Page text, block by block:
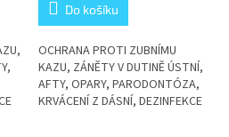
Do košíku
OCHRANA PROTI ZUBNÍMU
KAZU, ZÁNĚTY V DUTINĚ ÚSTNÍ,
AFTY, OPARY, PARODONTÓZA,
KRVÁCENÍ Z DÁSNÍ, DEZINFEKCE